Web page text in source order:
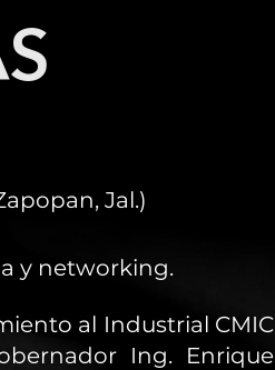
Jal.)
y networking.
al Industrial CMIC
Ing. Enrique